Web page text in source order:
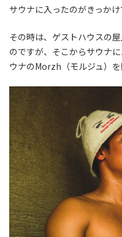
サウナに入ったのがきっかけ
その時は、ゲストハウスの
のですが、そこからサウナ
ウナのMorzh（モルジュ）を